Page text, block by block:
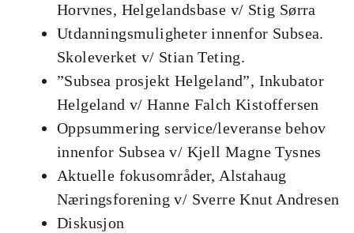
Horvnes, Helgelandsbase v/ Stig Sørra
Utdanningsmuligheter innenfor Subsea.
Skoleverket v/ Stian Teting.
”Subsea prosjekt Helgeland”, Inkubator
Helgeland v/ Hanne Falch Kistoffersen
Oppsummering service/leveranse behov
innenfor Subsea v/ Kjell Magne Tysnes
Aktuelle fokusområder, Alstahaug
Næringsforening v/ Sverre Knut Andresen
Diskusjon